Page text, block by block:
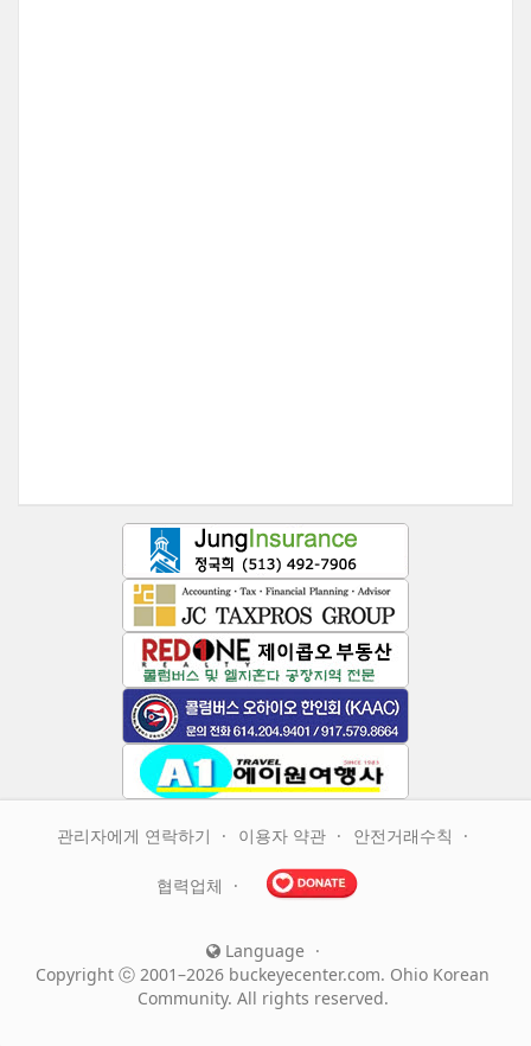
관리자에게 연락하기 이용자 약관 안전거래수칙
협력업체
Language
Copyright ⓒ 2001–2026 buckeyecenter.com. Ohio Korean
Community. All rights reserved.